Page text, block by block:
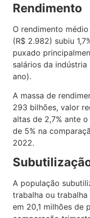
Rendimento
O rendimento
(R$ 2.982) subiu
puxado
salários da
ano).
A massa de
293 bilhões, valor
altas de 2,7% ante
de 5% na
2022.
A população
trabalha ou
em 20,1 milhões de